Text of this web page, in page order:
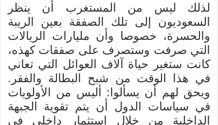
لذلك ليس من المستغرب أن ينظر
السعوديون إلى تلك الصفقة بعين الريبة
والحسرة، خصوصا وأن مليارات الريالات
التي صرفت وستصرف على صفقات كهذه،
كانت ستغير حياة آلاف العوائل التي تعاني
في هذا الوقت من شبح البطالة والفقر.
ويحق لهم أن يسألوا: أليس من الأولويات
في سياسات الدول أن يتم تقوية الجبهة
الداخلية من خلال استثمار داخلي في